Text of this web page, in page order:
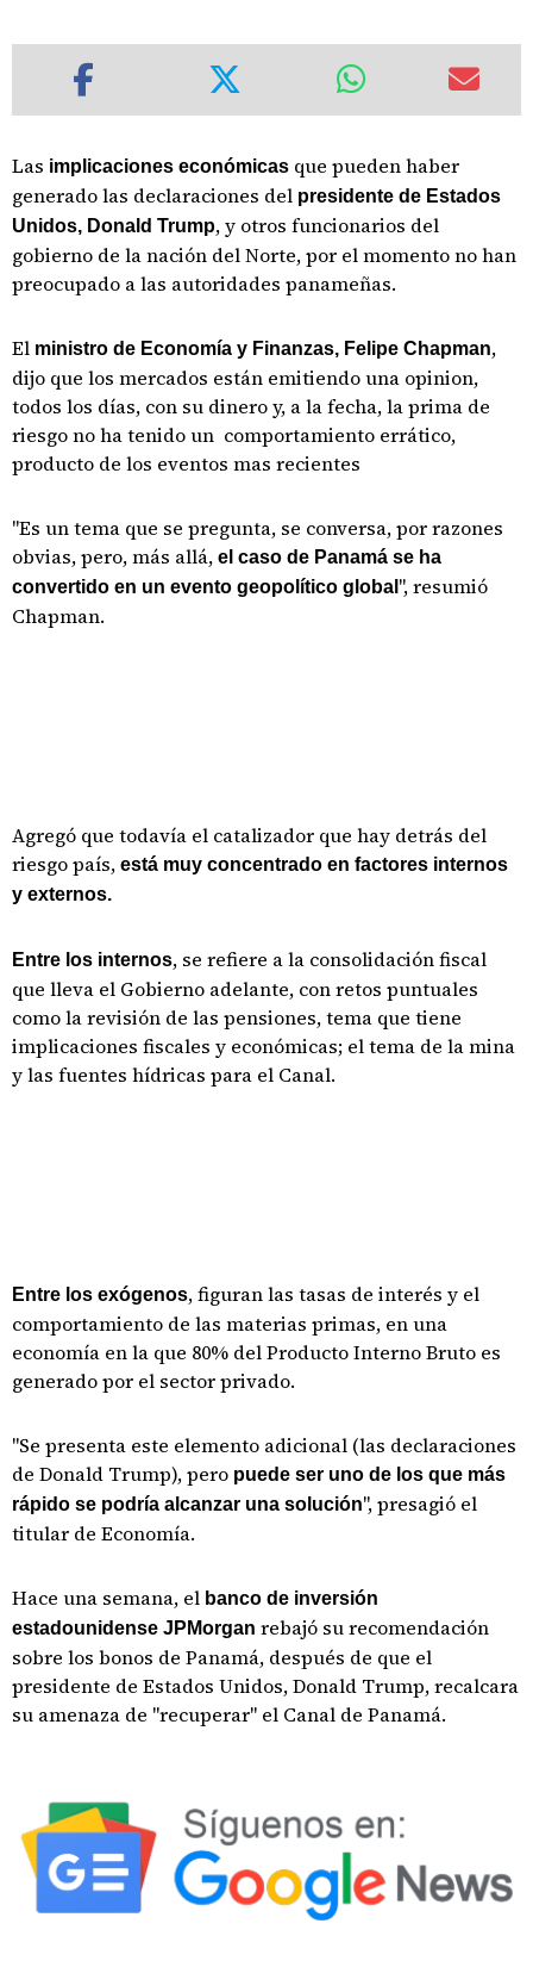
Las implicaciones económicas que pueden haber
generado las declaraciones del presidente de Estados
Unidos, Donald Trump, y otros funcionarios del
gobierno de la nación del Norte, por el momento no han
preocupado a las autoridades panameñas.
El ministro de Economía y Finanzas, Felipe Chapman,
dijo que los mercados están emitiendo una opinion,
todos los días, con su dinero y, a la fecha, la prima de
riesgo no ha tenido un comportamiento errático,
producto de los eventos mas recientes
"Es un tema que se pregunta, se conversa, por razones
obvias, pero, más allá, el caso de Panamá se ha
convertido en un evento geopolítico global ", resumió
Chapman.
Agregó que todavía el catalizador que hay detrás del
riesgo país, está muy concentrado en factores internos
y externos.
Entre los internos, se refiere a la consolidación fiscal
que lleva el Gobierno adelante, con retos puntuales
como la revisión de las pensiones, tema que tiene
implicaciones fiscales y económicas; el tema de la mina
y las fuentes hídricas para el Canal.
Entre los exógenos, figuran las tasas de interés y el
comportamiento de las materias primas, en una
economía en la que 80% del Producto Interno Bruto es
generado por el sector privado.
"Se presenta este elemento adicional (las declaraciones
de Donald Trump), pero puede ser uno de los que más
rápido se podría alcanzar una solución", presagió el
titular de Economía.
Hace una semana, el banco de inversión
estadounidense JPMorgan rebajó su recomendación
sobre los bonos de Panamá, después de que el
presidente de Estados Unidos, Donald Trump, recalcara
su amenaza de "recuperar" el Canal de Panamá.